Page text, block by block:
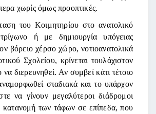
χωρίς όμως προοπτικές.
του Κοιμητηρίου στο ανατολικό
ή με δημιουργία υπόγειας
βόρειο χέρσο χώρο, νοτιοανατολικά
Σχολείου, κρίνεται τουλάχιστον
να διερευνηθεί. Αν συμβεί κάτι τέτοιο
σταδιακά και το υπάρχον
να γίνουν μεγαλύτεροι διάδρομοι
κατανομή των τάφων σε επίπεδα, που